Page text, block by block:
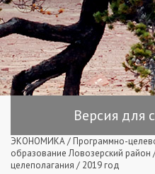
Версия для
ЭКОНОМИКА/ Программно-
образование Ловозерский район
целеполагания / 2019 год